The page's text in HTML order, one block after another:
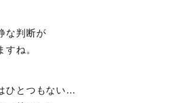
な判断が
すね。
ひとつもない…